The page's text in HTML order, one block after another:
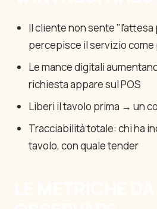
Il cliente non sente "l'attesa
percepisce il servizio
Le mance digitali
richiesta appare sul POS
Liberi il tavolo prima → un
Tracciabilità totale: chi ha
tavolo, con quale tender